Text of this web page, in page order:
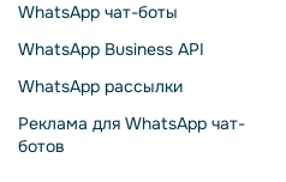
WhatsApp чат-боты
WhatsApp Business API
WhatsApp рассылки
Реклама для WhatsApp чат-
ботов